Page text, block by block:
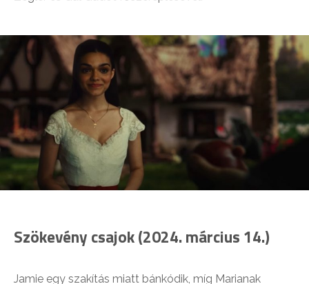
Szökevény csajok (2024. március 14.)
Jamie egy szakítás miatt bánkódik, míg Marianak